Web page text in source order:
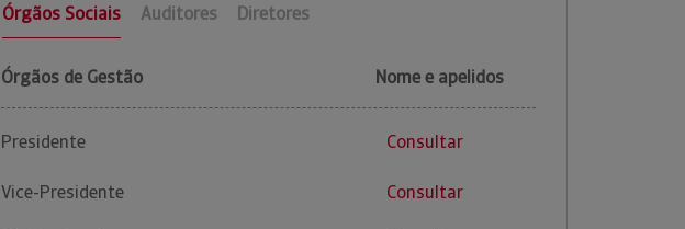
Órgãos Sociais Auditores Diretores
Órgãos de Gestão Nome e apelidos
Presidente Consultar
Vice-Presidente Consultar